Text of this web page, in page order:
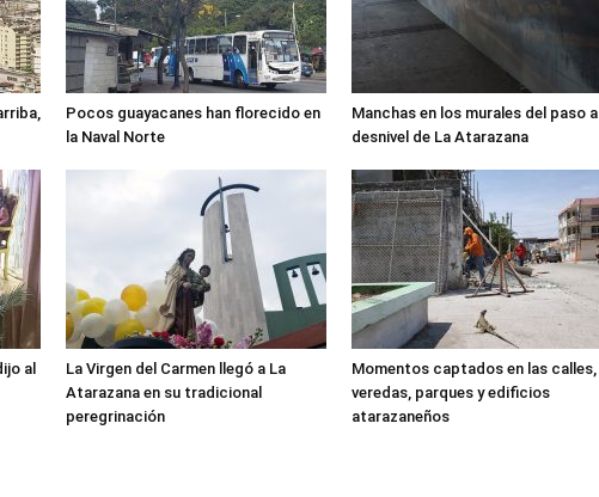
Pocos guayacanes han florecido en
la Naval Norte
Manchas en los murales del paso a
desnivel de La Atarazana
al
La Virgen del Carmen llegó a La
Atarazana en su tradicional
peregrinación
Momentos captados en las calles,
veredas, parques y edificios
atarazaneños